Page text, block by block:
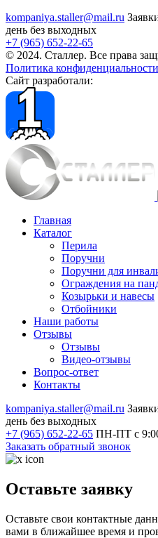
kompaniya.staller@mail.ru
день без выходных
+7 (965) 652-22-65
© 2024. Сталлер. Все права
Политика конфиденциальности
Сайт разработали:
Главная
Каталог
Перила
Поручни
Поручни для
Ограждения на
Козырьки и навесы
Отбойники
Наши работы
Отзывы
Отзывы
Видео-отзывы
Вопрос-ответ
Контакты
kompaniya.staller@mail.ru
день без выходных
+7 (965) 652-22-65 ПН-ПТ с
Заказать обратный звонок
Оставьте заявку
Оставьте свои контактные
вами в ближайшее время и